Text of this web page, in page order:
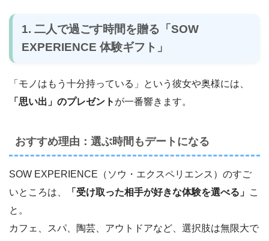
1. 二人で過ごす時間を贈る「SOW
EXPERIENCE 体験ギフト」
「モノはもう十分持っている」という彼女や奥様には、
「思い出」のプレゼント が一番響きます。
おすすめ理由：選ぶ時間もデートになる
SOW EXPERIENCE（ソウ・エクスペリエンス）のすご
いところは、
「受け取った相手が好きな体験を選べる」 こ
と。
カフェ、スパ、陶芸、アウトドアなど、選択肢は無限大で